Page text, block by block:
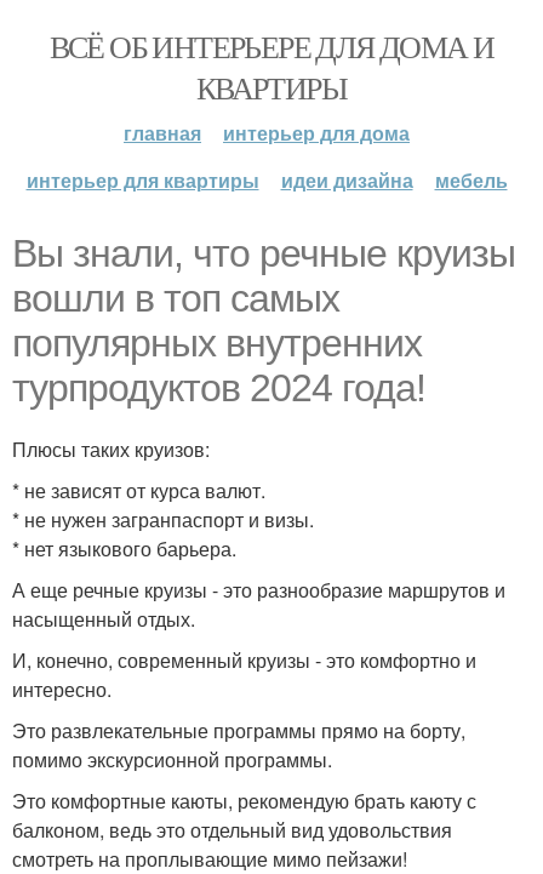
ВСЁ ОБ ИНТЕРЬЕРЕ ДЛЯ ДОМА И
КВАРТИРЫ
главная
интерьер для дома
интерьер для квартиры
идеи дизайна мебель
Вы знали, что речные круизы
вошли в топ самых
популярных внутренних
турпродуктов 2024 года!
Плюсы таких круизов:
* не зависят от курса валют.
* не нужен загранпаспорт и визы.
* нет языкового барьера.
А еще речные круизы - это разнообразие маршрутов и
насыщенный отдых.
И, конечно, современный круизы - это комфортно и
интересно.
Это развлекательные программы прямо на борту,
помимо экскурсионной программы.
Это комфортные каюты, рекомендую брать каюту с
балконом, ведь это отдельный вид удовольствия
смотреть на проплывающие мимо пейзажи!